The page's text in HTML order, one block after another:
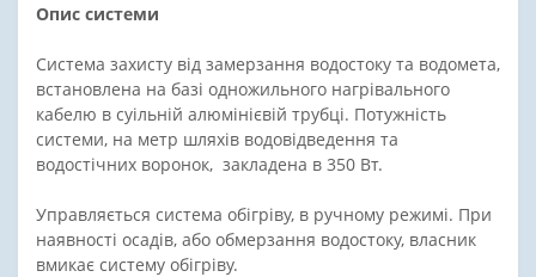
Опис системи
Система захисту від замерзання водостоку та водомета,
встановлена на базі одножильного нагрівального
кабелю в суільній алюмінієвій трубці. Потужність
системи, на метр шляхів водовідведення та
водостічних воронок, закладена в 350 Вт.
Управляється система обігріву, в ручному режимі. При
наявності осадів, або обмерзання водостоку, власник
вмикає систему обігріву.